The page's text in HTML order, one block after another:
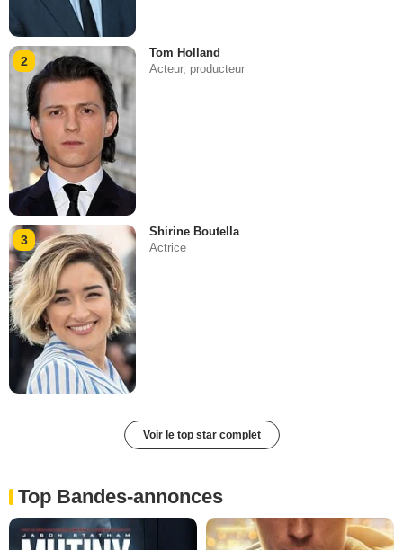
2
Tom Holland
Acteur, producteur
3
Shirine Boutella
Actrice
Voir le top star complet
Top Bandes-annonces